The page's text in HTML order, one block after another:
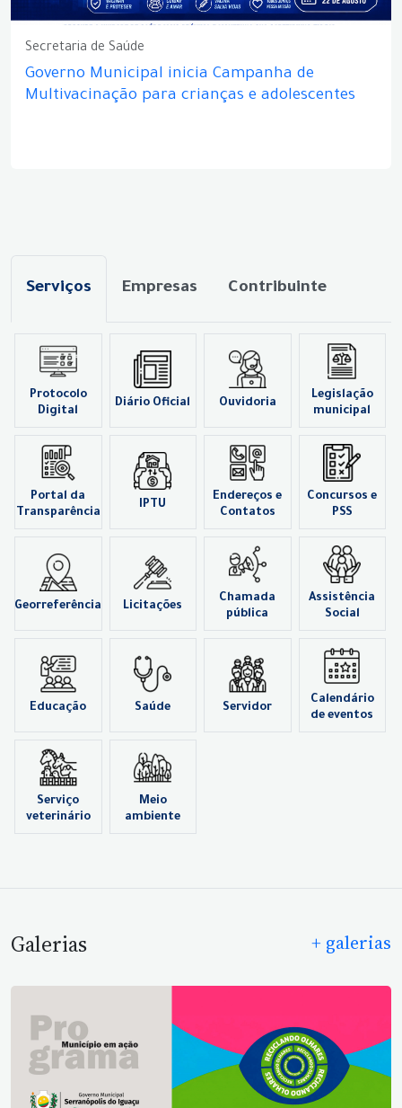
Secretaria de Saúde
Governo Municipal inicia Campanha de
Multivacinação para crianças e adolescentes
Serviços Empresas Contribuinte
Protocolo
Digital
Diário Oficial Ouvidoria
Legislação
municipal
Portal da
Transparência
IPTU
Endereços e
Contatos
Concursos e
PSS
Georreferência Licitações
Chamada
pública
Assistência
Social
Educação Saúde Servidor
Calendário
de eventos
Serviço
veterinário
Meio
ambiente
Galerias + galerias